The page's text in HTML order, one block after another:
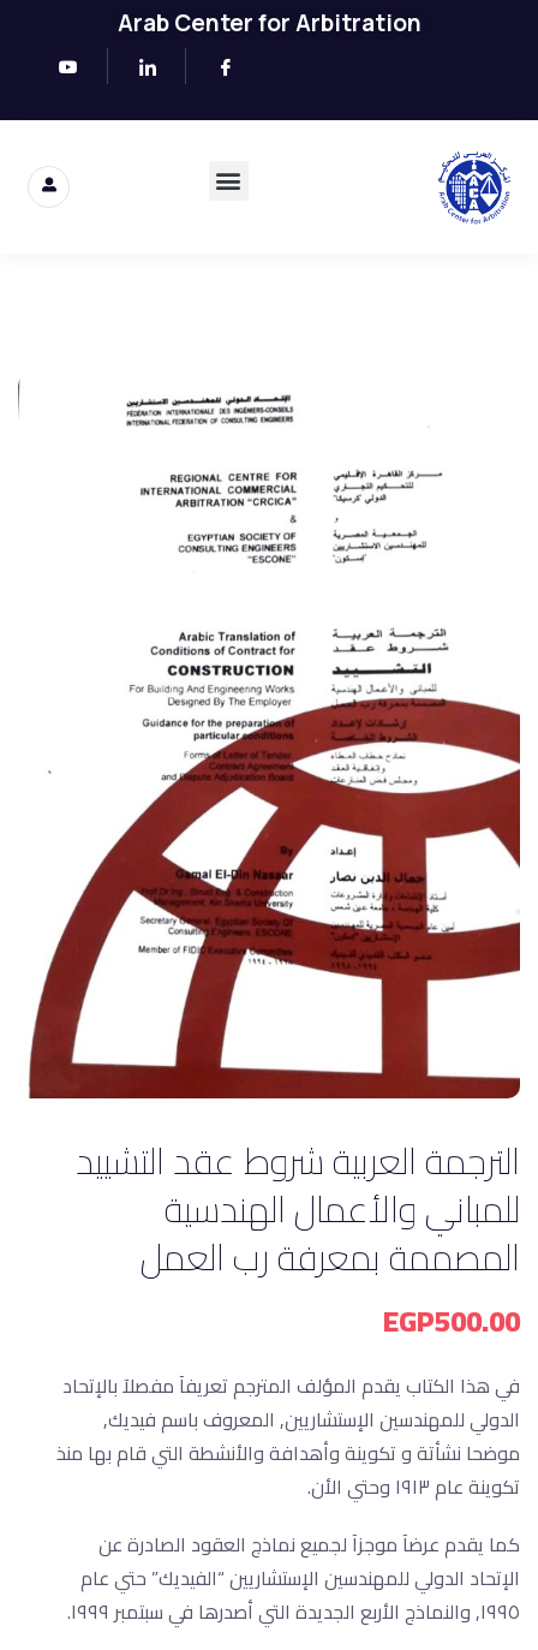
Arab Center for Arbitration
الترجمة العربية شروط عقد التشييد
للمباني والأعمال الهندسية
المصممة بمعرفة رب العمل
EGP500.00
في هذا الكتاب يقدم المؤلف المترجم تعريفآ مفصلآ بالإتحاد
الدولي للمهندسين الإستشاريين, المعروف باسم فيديك,
موضحا نشأتة و تكوينة وأهدافة والأنشطة التي قام بها منذ
تكوينة عام ١٩١٣ وحتي الأن.
كما يقدم عرضآ موجزآ لجميع نماذج العقود الصادرة عن
الإتحاد الدولي للمهندسين الإستشاريين “الفيديك” حتي عام
١٩٩٥, والنماذج الأربع الجديدة التي أصدرها في سبتمبر ١٩٩٩.